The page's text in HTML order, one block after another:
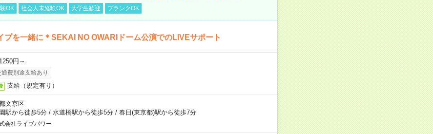
OK 社会人未経験OK 大学生歓迎 ブランクOK
ブを一緒に＊SEKAI NO OWARIドーム公演でのLIVEサポート
円～
通費別途支給あり
支給（規定有り）
文京区
駅から徒歩5分/ 水道橋駅から徒歩5分/ 春日(東京都)駅から徒歩7分
会社ライブパワー